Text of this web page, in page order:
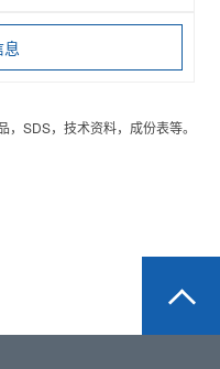
，SDS，技术资料，成份表等。